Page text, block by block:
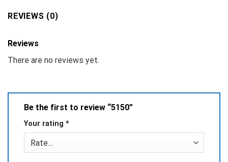
REVIEWS (0)
Reviews
There are no reviews yet.
Be the first to review “5150”
Your rating *